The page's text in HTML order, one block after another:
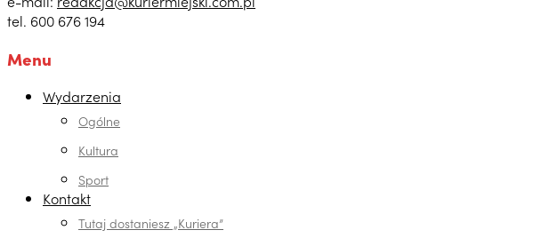
tel. 600 676 194
Menu
Wydarzenia
Ogólne
Kultura
Sport
Kontakt
Tutaj dostaniesz „Kuriera”